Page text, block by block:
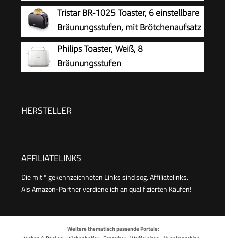
Brötchenaufsatz, mit Auftaufunktion,
mit Abschaltautomatik, Liftfunktion,
Brotzentrierung, perfekt für 2 Scheiben, 800
Watt, Schwarz matt
Tristar BR-1025 Toaster, 6 einstellbare
Bräunungsstufen, mit Brötchenaufsatz
und herausnehmbarem Krümelfach
Philips Toaster, Weiß, 8
Bräunungsstufen
HERSTELLER
AFFILIATELINKS
Die mit * gekennzeichneten Links sind sog. Affiliatelinks.
Als Amazon-Partner verdiene ich an qualifizierten Käufen!
Weitere thematisch passende Portale: